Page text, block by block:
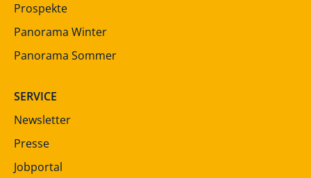
Prospekte
Panorama Winter
Panorama Sommer
SERVICE
Newsletter
Presse
Jobportal